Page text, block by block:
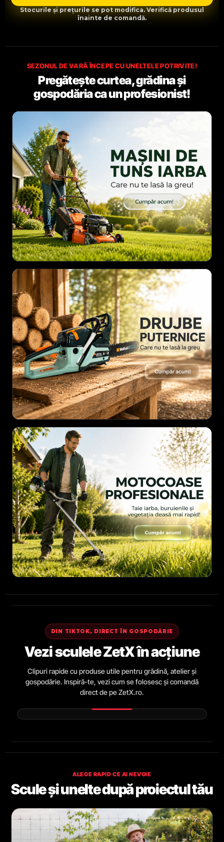
Stocurile și prețurile se pot modifica. Verifică produsul
înainte de comandă.
SEZONUL DE VARĂ ÎNCEPE CU UNELTELE POTRIVITE!
Pregătește curtea, grădina și
gospodăria ca un profesionist!
DIN TIKTOK, DIRECT ÎN GOSPODĂRIE
Vezi sculele ZetX în acțiune
Clipuri rapide cu produse utile pentru grădină, atelier și
gospodărie. Inspiră-te, vezi cum se folosesc și comandă
direct de pe ZetX.ro.
ALEGE RAPID CE AI NEVOIE
Scule și unelte după proiectul tău